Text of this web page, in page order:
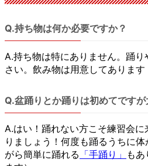
Q.持ち物は何か必要ですか？
A.持ち物は特にありません。踊
さい。飲み物は用意してあります
Q.盆踊りとか踊りは初めてです
A.はい！踊れない方こそ練習会
りましょう！何度も踊るうちに
がら簡単に踊れる 「手踊り」 も